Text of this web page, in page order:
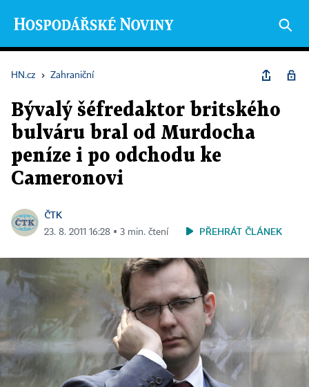
HN.cz › Zahraniční
Bývalý šéfredaktor britského
bulváru bral od Murdocha
peníze i po odchodu ke
Cameronovi
ČTK
23. 8. 2011 16:28 ▪ 3 min. čtení PŘEHRÁT ČLÁNEK